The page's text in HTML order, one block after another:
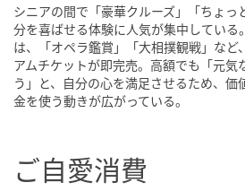
シニアの間で「豪華クルーズ」「ちょっ
分を喜ばせる体験に人気が集中している
は、「オペラ鑑賞」「大相撲観戦」など
アムチケットが即完売。高額でも「元気
う」と、自分の心を満足させるため、価
金を使う動きが広がっている。
ご自愛消費